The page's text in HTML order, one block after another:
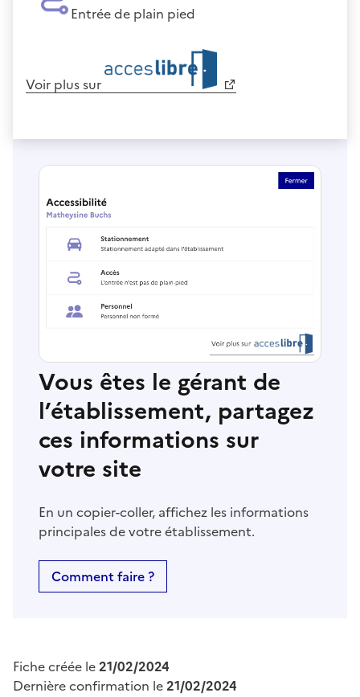
Entrée de plain pied
Voir plus sur
Vous êtes le gérant de
l’établissement, partagez
ces informations sur
votre site
En un copier-coller, affichez les informations
principales de votre établissement.
Comment faire ?
Fiche créée le21/02/2024
Dernière confirmation le21/02/2024